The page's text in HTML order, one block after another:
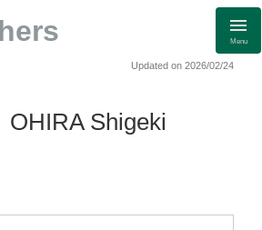
Menu
Updated on 2026/02/24
OHIRA Shigeki